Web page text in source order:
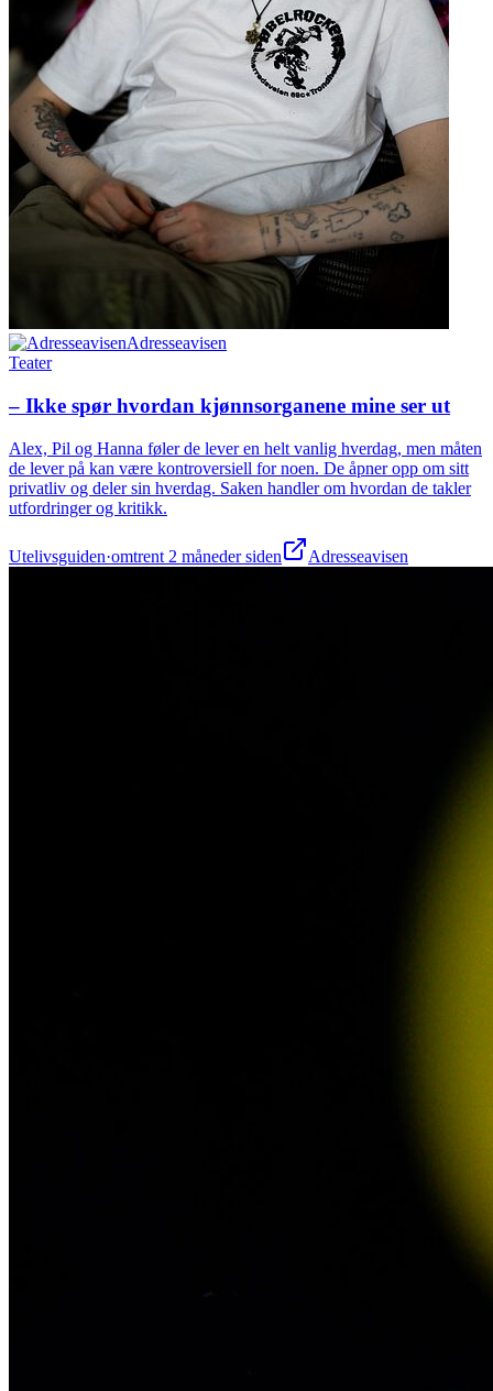
Adresseavisen
Teater
– Ikke spør hvordan kjønnsorganene mine ser ut
Alex, Pil og Hanna føler de lever en helt vanlig hverdag, men måten
de lever på kan være kontroversiell for noen. De åpner opp om sitt
privatliv og deler sin hverdag. Saken handler om hvordan de takler
utfordringer og kritikk.
Utelivsguiden·omtrent 2 måneder siden Adresseavisen